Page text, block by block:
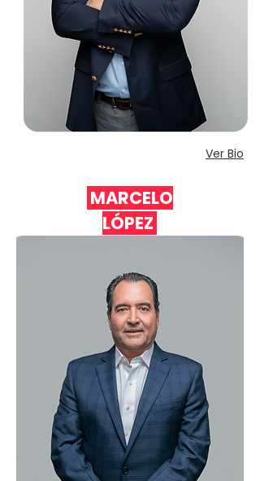
Ver Bio
MARCELO
LÓPEZ